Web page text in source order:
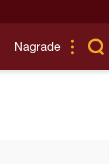
Nagrade